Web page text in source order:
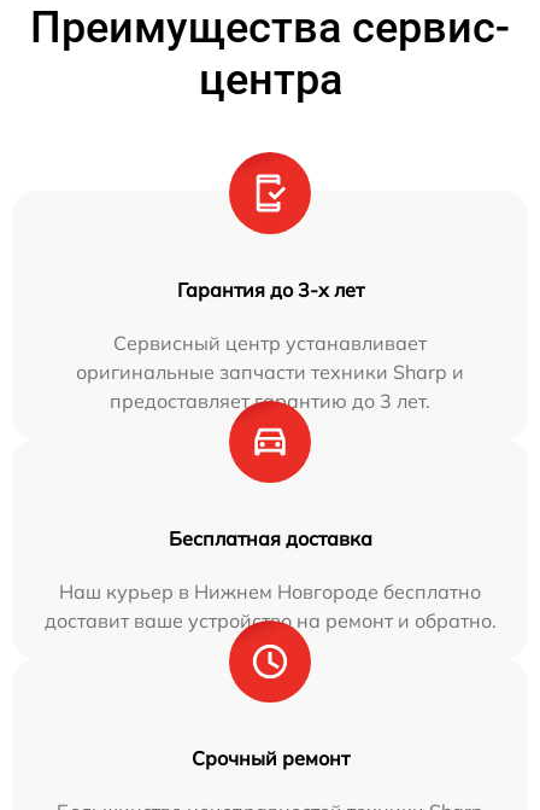
Преимущества сервис-
центра
Гарантия до 3-х лет
Сервисный центр устанавливает
оригинальные запчасти техники Sharp и
предоставляет гарантию до 3 лет.
Бесплатная доставка
Наш курьер в Нижнем Новгороде бесплатно
доставит ваше устройство на ремонт и обратно.
Срочный ремонт